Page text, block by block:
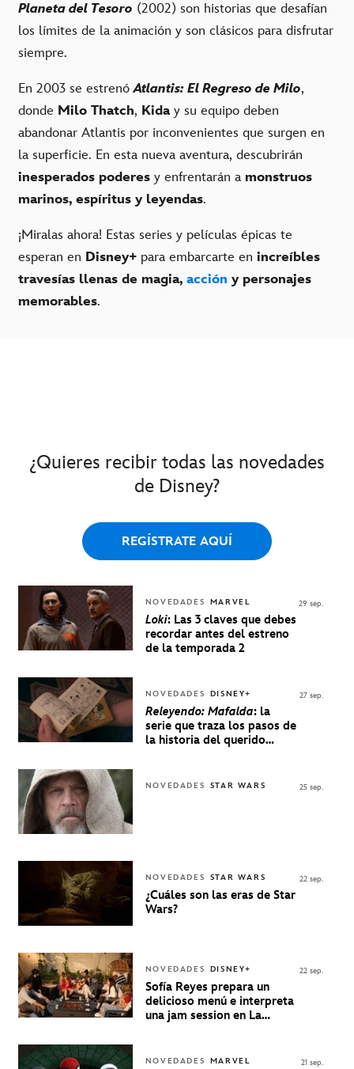
Planeta del Tesoro (2002) son historias que desafían
los límites de la animación y son clásicos para disfrutar
siempre.
En 2003 se estrenóAtlantis: El Regreso de Milo,
donde Milo Thatch, Kiday su equipo deben
abandonar Atlantis por inconvenientes que surgen en
la superficie. En esta nueva aventura, descubrirán
inesperados poderes y enfrentarán a monstruos
marinos, espíritus y leyendas.
¡Miralas ahora! Estas series y películas épicas te
esperan en Disney+ para embarcarte en increíbles
travesías llenas de magia, acción y personajes
memorables.
¿Quieres recibir todas las novedades
de Disney?
REGÍSTRATE AQUÍ
NOVEDADES MARVEL
Loki: Las 3 claves que debes
recordar antes del estreno
de la temporada 2
29 sep.
NOVEDADES DISNEY+
Releyendo: Mafalda: la
serie que traza los pasos de
la historia del querido
27 sep.
NOVEDADES STAR WARS 25 sep.
NOVEDADES STAR WARS
¿Cuáles son las eras de Star
Wars?
22 sep.
NOVEDADES DISNEY+
Sofía Reyes prepara un
delicioso menú e interpreta
una jam session en La
22 sep.
NOVEDADES MARVEL 21 sep.